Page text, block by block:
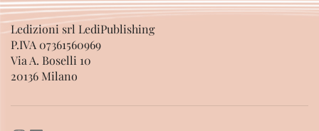
Ledizioni srl LediPublishing
P.IVA 07361560969
Via A. Boselli 10
20136 Milano